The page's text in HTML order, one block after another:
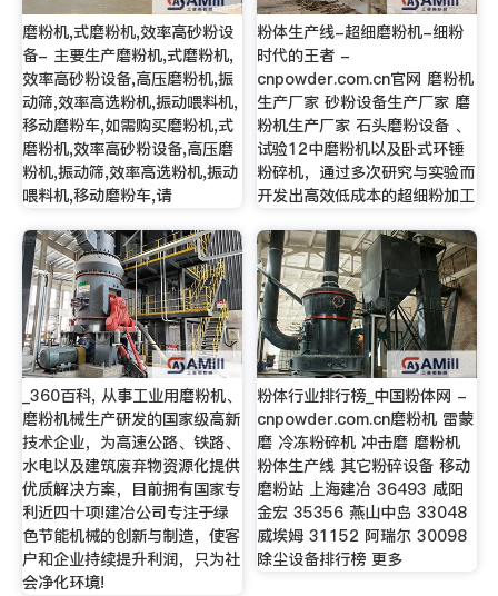
磨粉机,式磨粉机,效率高砂粉设
备- 主要生产磨粉机,式磨粉机,
效率高砂粉设备,高压磨粉机,振
动筛,效率高选粉机,振动喂料机,
移动磨粉车,如需购买磨粉机,式
磨粉机,效率高砂粉设备,高压磨
粉机,振动筛,效率高选粉机,振动
喂料机,移动磨粉车,请
粉体生产线-超细磨粉机-细粉
时代的王者 -
cnpowder.com.cn官网 磨粉机
生产厂家 砂粉设备生产厂家 磨
粉机生产厂家 石头磨粉设备 、
试验12中磨粉机以及卧式环锤
粉碎机，通过多次研究与实验而
开发出高效低成本的超细粉加工
_360百科, 从事工业用磨粉机、
磨粉机械生产研发的国家级高新
技术企业，为高速公路、铁路、
水电以及建筑废弃物资源化提供
优质解决方案，目前拥有国家专
利近四十项!建冶公司专注于绿
色节能机械的创新与制造，使客
户和企业持续提升利润，只为社
会净化环境!
粉体行业排行榜_中国粉体网 -
cnpowder.com.cn磨粉机 雷蒙
磨 冷冻粉碎机 冲击磨 磨粉机
粉体生产线 其它粉碎设备 移动
磨粉站 上海建冶 36493 咸阳
金宏 35356 燕山中岛 33048
威埃姆 31152 阿瑞尔 30098
除尘设备排行榜 更多